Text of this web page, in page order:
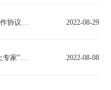
关于与北京中安国草生物科技有限公司解除合作协议的公告 2022-08-29
农业农村部办公厅关于印发《农机使用一线“土专家”遴选培养办法》的通知 2022-08-08